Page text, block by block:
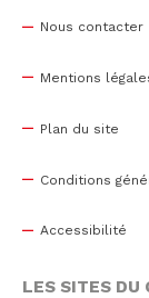
Nous contacter
Mentions
Plan du site
Conditions
Accessibilité
LES SITES DU